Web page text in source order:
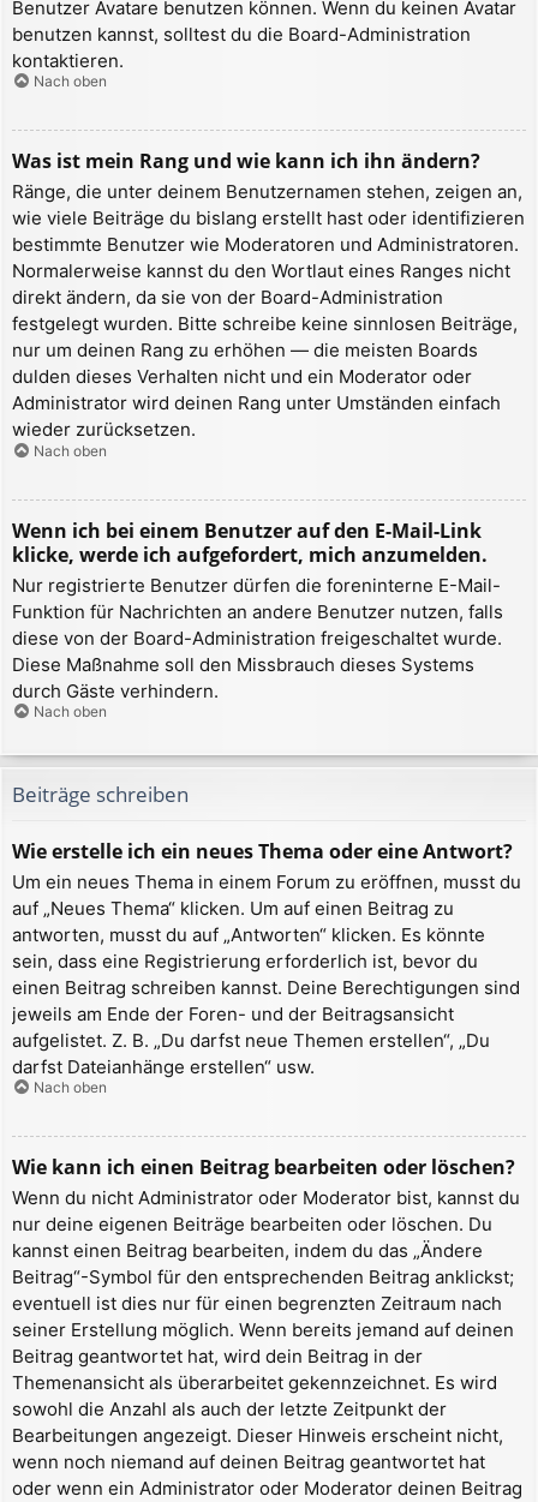
Benutzer Avatare benutzen können. Wenn du keinen Avatar
benutzen kannst, solltest du die Board-Administration
kontaktieren.
Nach oben
Was ist mein Rang und wie kann ich ihn ändern?
Ränge, die unter deinem Benutzernamen stehen, zeigen an,
wie viele Beiträge du bislang erstellt hast oder identifizieren
bestimmte Benutzer wie Moderatoren und Administratoren.
Normalerweise kannst du den Wortlaut eines Ranges nicht
direkt ändern, da sie von der Board-Administration
festgelegt wurden. Bitte schreibe keine sinnlosen Beiträge,
nur um deinen Rang zu erhöhen — die meisten Boards
dulden dieses Verhalten nicht und ein Moderator oder
Administrator wird deinen Rang unter Umständen einfach
wieder zurücksetzen.
Nach oben
Wenn ich bei einem Benutzer auf den E-Mail-Link
klicke, werde ich aufgefordert, mich anzumelden.
Nur registrierte Benutzer dürfen die foreninterne E-Mail-
Funktion für Nachrichten an andere Benutzer nutzen, falls
diese von der Board-Administration freigeschaltet wurde.
Diese Maßnahme soll den Missbrauch dieses Systems
durch Gäste verhindern.
Nach oben
Beiträge schreiben
Wie erstelle ich ein neues Thema oder eine Antwort?
Um ein neues Thema in einem Forum zu eröffnen, musst du
auf „Neues Thema“ klicken. Um auf einen Beitrag zu
antworten, musst du auf „Antworten“ klicken. Es könnte
sein, dass eine Registrierung erforderlich ist, bevor du
einen Beitrag schreiben kannst. Deine Berechtigungen sind
jeweils am Ende der Foren- und der Beitragsansicht
aufgelistet. Z. B. „Du darfst neue Themen erstellen“, „Du
darfst Dateianhänge erstellen“ usw.
Nach oben
Wie kann ich einen Beitrag bearbeiten oder löschen?
Wenn du nicht Administrator oder Moderator bist, kannst du
nur deine eigenen Beiträge bearbeiten oder löschen. Du
kannst einen Beitrag bearbeiten, indem du das „Ändere
Beitrag“-Symbol für den entsprechenden Beitrag anklickst;
eventuell ist dies nur für einen begrenzten Zeitraum nach
seiner Erstellung möglich. Wenn bereits jemand auf deinen
Beitrag geantwortet hat, wird dein Beitrag in der
Themenansicht als überarbeitet gekennzeichnet. Es wird
sowohl die Anzahl als auch der letzte Zeitpunkt der
Bearbeitungen angezeigt. Dieser Hinweis erscheint nicht,
wenn noch niemand auf deinen Beitrag geantwortet hat
oder wenn ein Administrator oder Moderator deinen Beitrag